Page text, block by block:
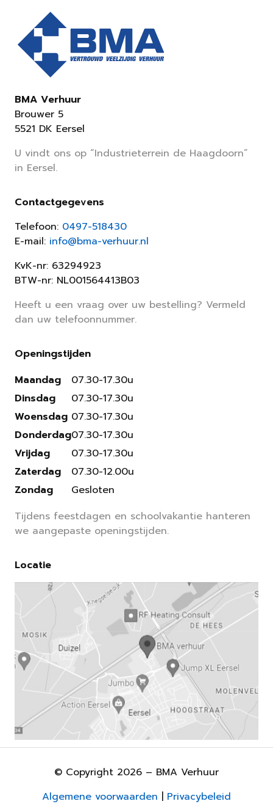
BMA Verhuur
Brouwer 5
5521 DK Eersel
U vindt ons op “Industrieterrein de Haagdoorn”
in Eersel.
Contactgegevens
Telefoon: 0497-518430
E-mail: info@bma-verhuur.nl
KvK-nr: 63294923
BTW-nr: NL001564413B03
Heeft u een vraag over uw bestelling? Vermeld
dan uw telefoonnummer.
Openingstijden
Maandag
Dinsdag
Woensdag
Donderdag
Vrijdag
Zaterdag
Zondag
07.30-17.30u
07.30-17.30u
07.30-17.30u
07.30-17.30u
07.30-17.30u
07.30-12.00u
Gesloten
Tijdens feestdagen en schoolvakantie hanteren
we aangepaste openingstijden.
Locatie
© Copyright 2026 – BMA Verhuur
Algemene voorwaarden
Privacybeleid